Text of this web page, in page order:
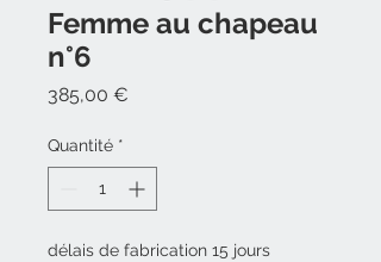
Femme au chapeau
n°6
385,00 €
Quantité *
délais de fabrication 15 jours